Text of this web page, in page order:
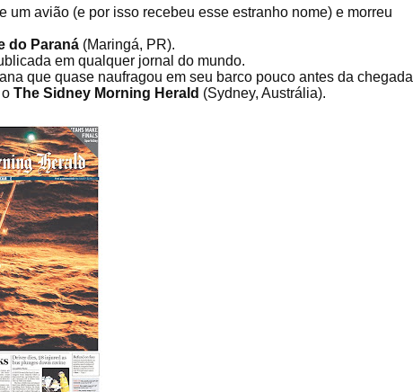
avião (e por isso recebeu esse estranho nome) e morreu
do Paraná (Maringá, PR).
em qualquer jornal do mundo.
que quase naufragou em seu barco pouco antes da chegada
The Sidney Morning Herald (Sydney, Austrália).